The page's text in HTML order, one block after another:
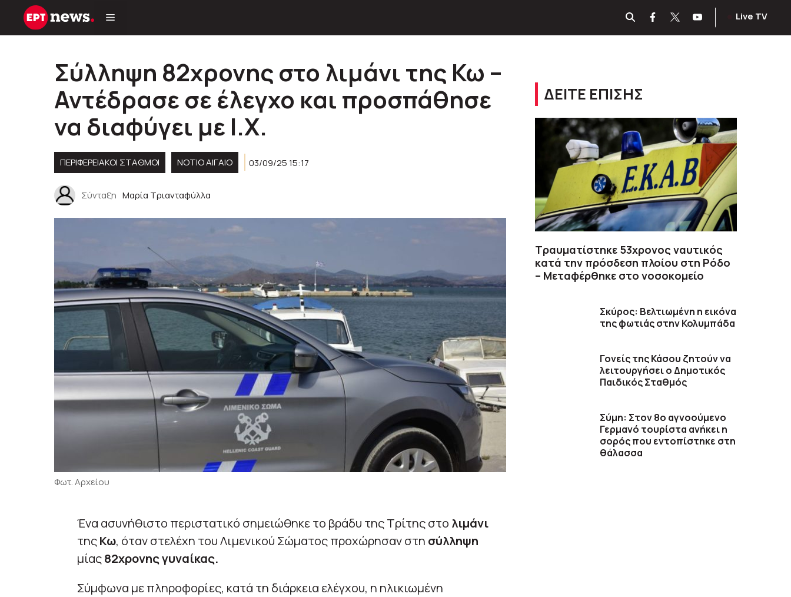
Μετάβαση
Live TV
Σύλληψη 82χρονης στο λιμάνι της Κω –
Αντέδρασε σε έλεγχο και προσπάθησε
να διαφύγει με Ι.Χ.
ΠΕΡΙΦΕΡΕΙΑΚΟΊ ΣΤΑΘΜΟΊ ΝΟΤΙΟ ΑΙΓΑΙΟ 03/09/25 15:17
Σύνταξη Μαρία Τριανταφύλλα
Φωτ. Αρχείου
Ένα ασυνήθιστο περιστατικό σημειώθηκε το βράδυ της Τρίτης στο λιμάνι
τηςΚω, όταν στελέχη του Λιμενικού Σώματος προχώρησαν στη σύλληψη
μίας82χρονης γυναίκας.
Σύμφωνα με πληροφορίες, κατά τη διάρκεια ελέγχου, η ηλικιωμένη
ΔΕΙΤΕ ΕΠΙΣΗΣ
Τραυματίστηκε 53χρονος ναυτικός
κατά την πρόσδεση πλοίου στη Ρόδο
– Μεταφέρθηκε στο νοσοκομείο
Σκύρος: Βελτιωμένη η εικόνα
της φωτιάς στην Κολυμπάδα
Γονείς της Κάσου ζητούν να
λειτουργήσει ο Δημοτικός
Παιδικός Σταθμός
Σύμη: Στον 8ο αγνοούμενο
Γερμανό τουρίστα ανήκει η
σορός που εντοπίστηκε στη
θάλασσα